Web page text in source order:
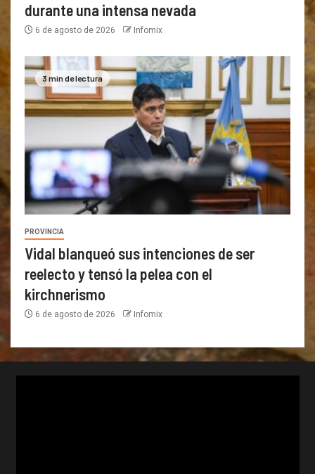
durante una intensa nevada
6 de agosto de 2026 Infomix
3 min de lectura
PROVINCIA
Vidal blanqueó sus intenciones de ser
reelecto y tensó la pelea con el
kirchnerismo
6 de agosto de 2026 Infomix